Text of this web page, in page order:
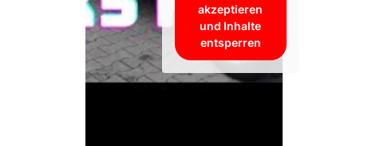
akzeptieren
und Inhalte
entsperren